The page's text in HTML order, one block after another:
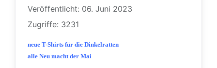
Veröffentlicht: 06. Juni 2023
Zugriffe: 3231
neue T-Shirts für die Dinkelratten
alle Neu macht der Mai